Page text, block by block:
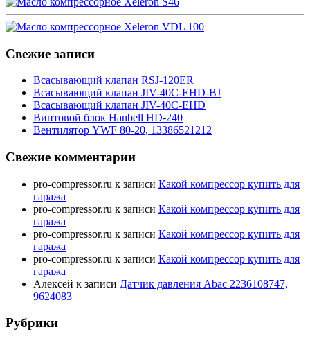
Свежие записи
Всасывающий клапан RSJ-120ER
Всасывающий клапан JIV-40C-EHD-BJ
Всасывающий клапан JIV-40C-EHD
Винтовой блок Hanbell HD-240
Вентилятор YWF 80-20, 13386521212
Свежие комментарии
pro-compressor.ru к записи Какой компрессор купить для
гаража
pro-compressor.ru к записи Какой компрессор купить для
гаража
pro-compressor.ru к записи Какой компрессор купить для
гаража
pro-compressor.ru к записи Какой компрессор купить для
гаража
Алексей к записи Датчик давления Abac 2236108747,
9624083
Рубрики